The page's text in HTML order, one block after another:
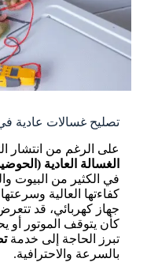
تصليح غسالات عادية
على الرغم من انتشار
الغسالة العادية
في الكثير من البيوت
كفاءتها العالية
جهاز كهربائي، قد
كأن يتوقف الموتور أو
تبرز الحاجة إلى خدمة
بالسرعة والاحترافية.